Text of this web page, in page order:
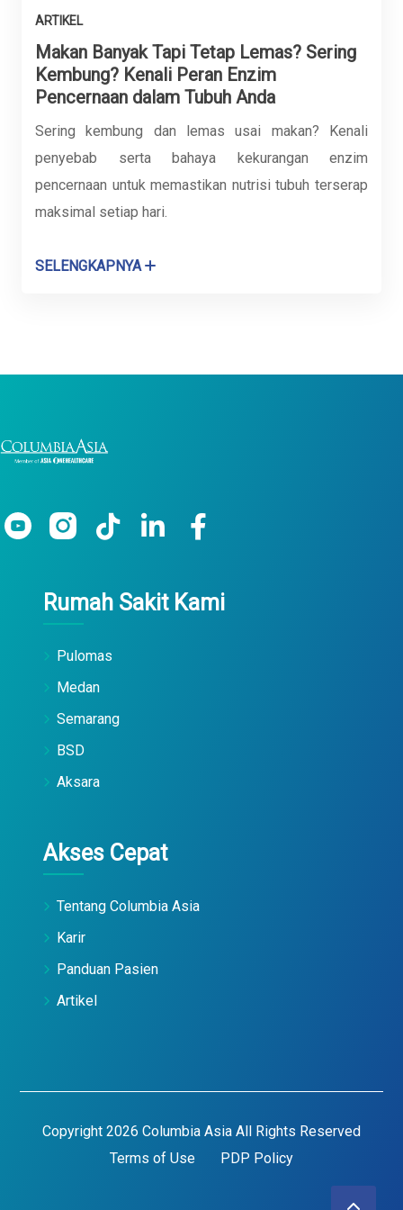
ARTIKEL
Makan Banyak Tapi Tetap Lemas? Sering
Kembung? Kenali Peran Enzim
Pencernaan dalam Tubuh Anda
Sering kembung dan lemas usai makan? Kenali
penyebab serta bahaya kekurangan enzim
pencernaan untuk memastikan nutrisi tubuh terserap
maksimal setiap hari.
SELENGKAPNYA
Rumah Sakit Kami
Pulomas
Medan
Semarang
BSD
Aksara
Akses Cepat
Tentang Columbia Asia
Karir
Panduan Pasien
Artikel
Copyright 2026 Columbia Asia All Rights Reserved
Terms of Use
PDP Policy